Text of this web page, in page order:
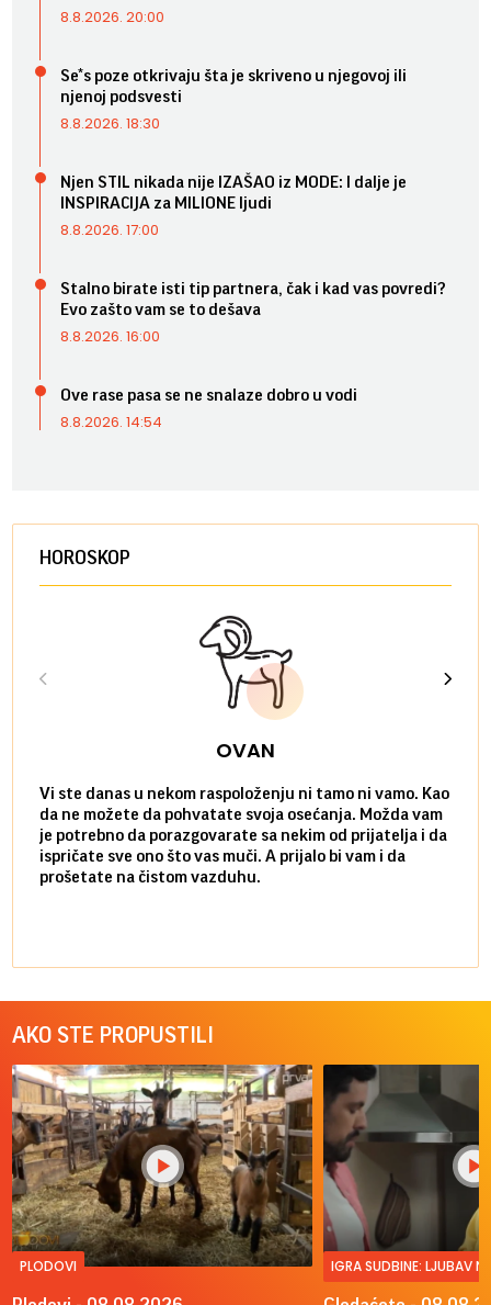
8.8.2026. 20:00
Se*s poze otkrivaju šta je skriveno u njegovoj ili
njenoj podsvesti
8.8.2026. 18:30
Njen STIL nikada nije IZAŠAO iz MODE: I dalje je
INSPIRACIJA za MILIONE ljudi
8.8.2026. 17:00
Stalno birate isti tip partnera, čak i kad vas povredi?
Evo zašto vam se to dešava
8.8.2026. 16:00
Ove rase pasa se ne snalaze dobro u vodi
8.8.2026. 14:54
HOROSKOP
OVAN
Vi ste danas u nekom raspoloženju ni tamo ni vamo. Kao
da ne možete da pohvatate svoja osećanja. Možda vam
je potrebno da porazgovarate sa nekim od prijatelja i da
ispričate sve ono što vas muči. A prijalo bi vam i da
prošetate na čistom vazduhu.
AKO STE PROPUSTILI
PLODOVI IGRA SUDBINE: LJUBAV